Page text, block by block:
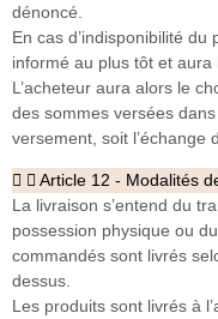
dénoncé.
En cas d’indisponibilité du
informé au plus tôt et aura
L’acheteur aura alors le
des sommes versées
versement, soit l’échange
Article 12 - Modalités
La livraison s’entend du
possession physique ou
commandés sont livrés
dessus.
Les produits sont livrés à